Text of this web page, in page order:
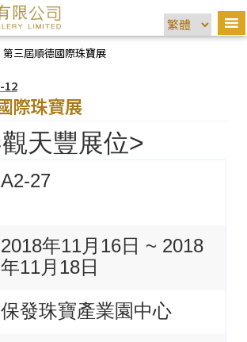
第三屆順德國際珠寶展
12
際珠寶展
天豐展位>
A2-27
2018年11月16日 ~ 2018
年11月18日
保發珠寶產業園中心